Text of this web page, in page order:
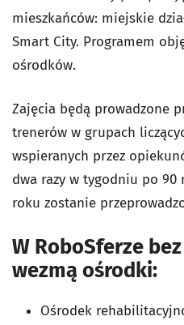
mieszkańców: miejskie
Smart City. Programem
ośrodków.
Zajęcia będą prowadzone
trenerów w grupach
wspieranych przez
dwa razy w tygodniu po 90
roku zostanie
W RoboSferze
wezmą ośrodki:
Ośrodek